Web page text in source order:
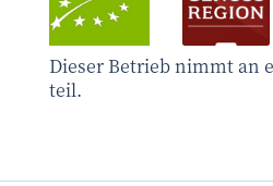
Dieser Betrieb nimmt an
teil.